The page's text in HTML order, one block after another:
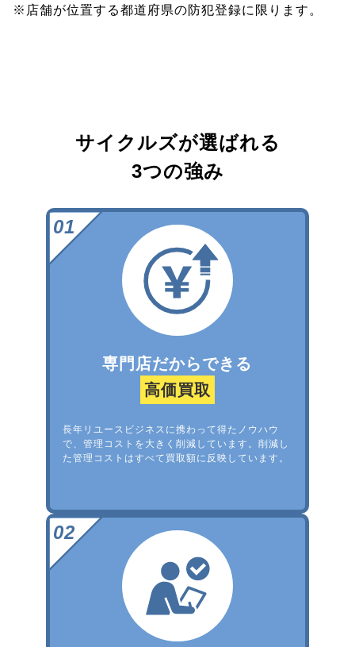
※店舗が位置する都道府県の防犯登録に限ります。
サイクルズが選ばれる
3つの強み
専門店だからできる
高価買取
長年リユースビジネスに携わって得たノウハウ
で、管理コストを大きく削減しています。削減し
た管理コストはすべて買取額に反映しています。